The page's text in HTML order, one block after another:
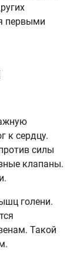
первыми
к сердцу.
силы
клапаны.
голени.
Такой